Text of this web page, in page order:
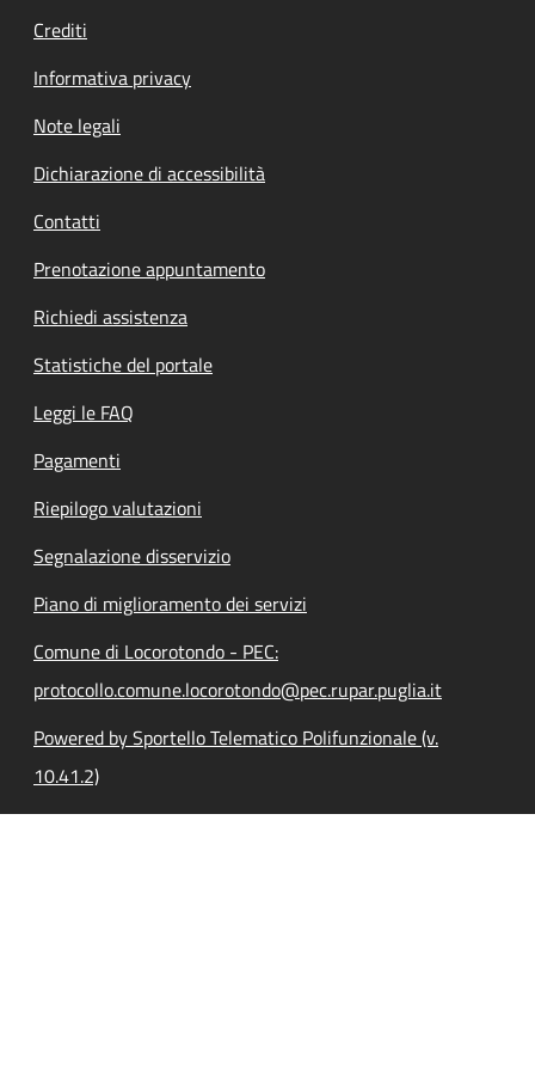
Crediti
Informativa privacy
Note legali
Dichiarazione di accessibilità
Contatti
Prenotazione appuntamento
Richiedi assistenza
Statistiche del portale
Leggi le FAQ
Pagamenti
Riepilogo valutazioni
Segnalazione disservizio
Piano di miglioramento dei servizi
Comune di Locorotondo - PEC:
protocollo.comune.locorotondo@pec.rupar.puglia.it
Powered by Sportello Telematico Polifunzionale (v.
10.41.2)